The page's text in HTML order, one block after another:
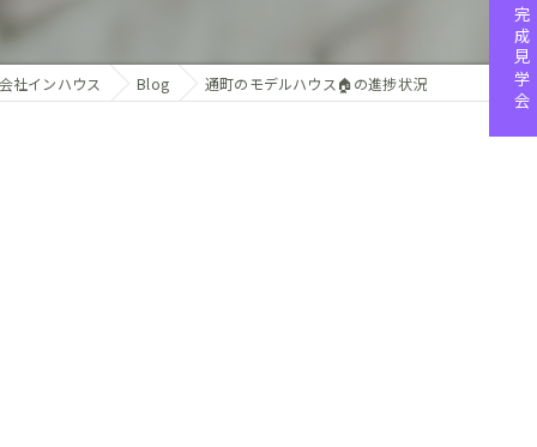
ローコスト
社インハウス Blog 通町のモデルハウス🏠の進捗状況
完成見学会